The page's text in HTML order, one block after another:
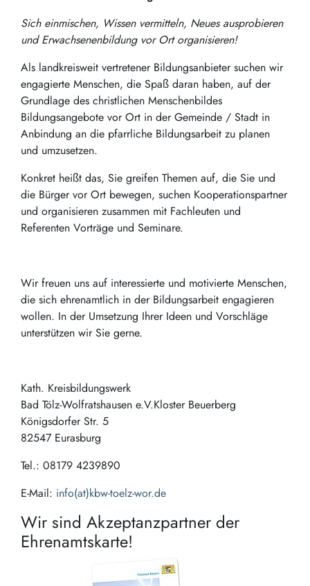
Sich einmischen, Wissen vermitteln, Neues ausprobieren
und Erwachsenenbildung vor Ort organisieren!
Als landkreisweit vertretener Bildungsanbieter suchen wir
engagierte Menschen, die Spaß daran haben, auf der
Grundlage des christlichen Menschenbildes
Bildungsangebote vor Ort in der Gemeinde / Stadt in
Anbindung an die pfarrliche Bildungsarbeit zu planen
und umzusetzen.
Konkret heißt das, Sie greifen Themen auf, die Sie und
die Bürger vor Ort bewegen, suchen Kooperationspartner
und organisieren zusammen mit Fachleuten und
Referenten Vorträge und Seminare.
Wir freuen uns auf interessierte und motivierte Menschen,
die sich ehrenamtlich in der Bildungsarbeit engagieren
wollen. In der Umsetzung Ihrer Ideen und Vorschläge
unterstützen wir Sie gerne.
Kath. Kreisbildungswerk
Bad Tölz-Wolfratshausen e.V.Kloster Beuerberg
Königsdorfer Str. 5
82547 Eurasburg
Tel.: 08179 4239890
E-Mail: info(at)kbw-toelz-wor.de
Wir sind Akzeptanzpartner der
Ehrenamtskarte!